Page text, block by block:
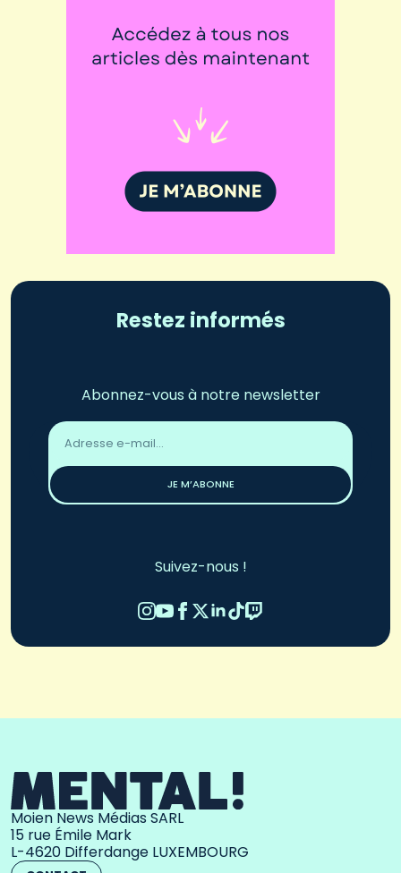
Restez informés
Abonnez-vous à notre newsletter
Adresse
email
JE M’ABONNE
Suivez-nous !
Moien News Médias SARL
15 rue Émile Mark
L-4620 Differdange LUXEMBOURG